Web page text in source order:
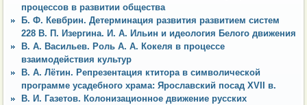
процессов в развитии общества
Б. Ф. Кевбрин. Детерминация развития развитием систем
228 В. П. Изергина. И. А. Ильин и идеология Белого движения
В. А. Васильев. Роль А. А. Кокеля в процессе
взаимодействия культур
В. А. Лётин. Репрезентация ктитора в символической
программе усадебного храма: Ярославский посад XVII в.
В. И. Газетов. Колонизационное движение русских